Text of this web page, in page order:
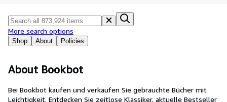
Art & Collectables
Textbooks
Help
Shop About Policies
More search options
About Bookbot
Bei Bookbot kaufen und verkaufen Sie gebrauchte Bücher mit
Leichtigkeit. Entdecken Sie zeitlose Klassiker, aktuelle Bestseller